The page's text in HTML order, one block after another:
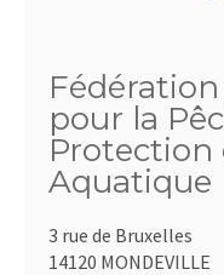
pour la
Protection
Aquatique
3 rue de Bruxelles
14120 MONDEVILLE